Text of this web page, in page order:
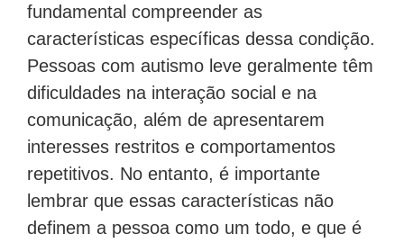
fundamental compreender as
características específicas dessa condição.
Pessoas com autismo leve geralmente têm
dificuldades na interação social e na
comunicação, além de apresentarem
interesses restritos e comportamentos
repetitivos. No entanto, é importante
lembrar que essas características não
definem a pessoa como um todo, e que é